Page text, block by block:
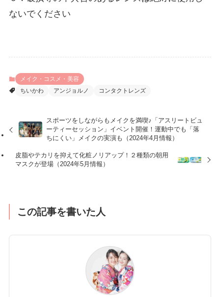
ないでください
メイク・コスメ・美容
ちいかわ
アンジョルノ コンタクトレンズ
スポーツをしながらもメイクを満喫♪「アスリートビュ
ーティーセッション」イベント開催！運動中でも「落
ちにくい」メイクの実演も（2024年4月情報）
皮脂やテカリを抑えて化粧ノリアップ！２種類の朝用
マスクが登場（2024年5月情報）
この記事を書いた人